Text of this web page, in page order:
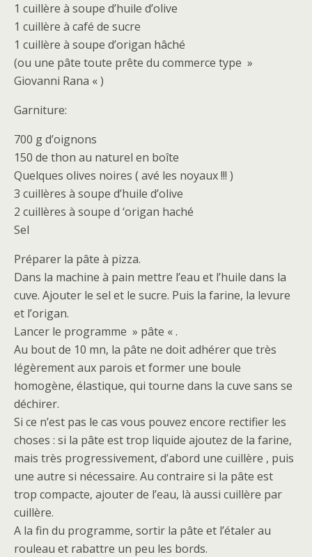
1 cuillère à soupe d’huile d’olive
1 cuillère à café de sucre
1 cuillère à soupe d’origan hâché
(ou une pâte toute prête du commerce type »
Giovanni Rana « )
Garniture:
700 g d’oignons
150 de thon au naturel en boîte
Quelques olives noires ( avé les noyaux !!! )
3 cuillères à soupe d’huile d’olive
2 cuillères à soupe d ‘origan haché
Sel
Préparer la pâte à pizza.
Dans la machine à pain mettre l’eau et l’huile dans la
cuve. Ajouter le sel et le sucre. Puis la farine, la levure
et l’origan.
Lancer le programme » pâte « .
Au bout de 10 mn, la pâte ne doit adhérer que très
légèrement aux parois et former une boule
homogène, élastique, qui tourne dans la cuve sans se
déchirer.
Si ce n’est pas le cas vous pouvez encore rectifier les
choses : si la pâte est trop liquide ajoutez de la farine,
mais très progressivement, d’abord une cuillère , puis
une autre si nécessaire. Au contraire si la pâte est
trop compacte, ajouter de l’eau, là aussi cuillère par
cuillère.
A la fin du programme, sortir la pâte et l’étaler au
rouleau et rabattre un peu les bords.